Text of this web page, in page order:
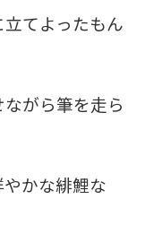
立てよったもん
がら筆を走ら
かな緋鯉な